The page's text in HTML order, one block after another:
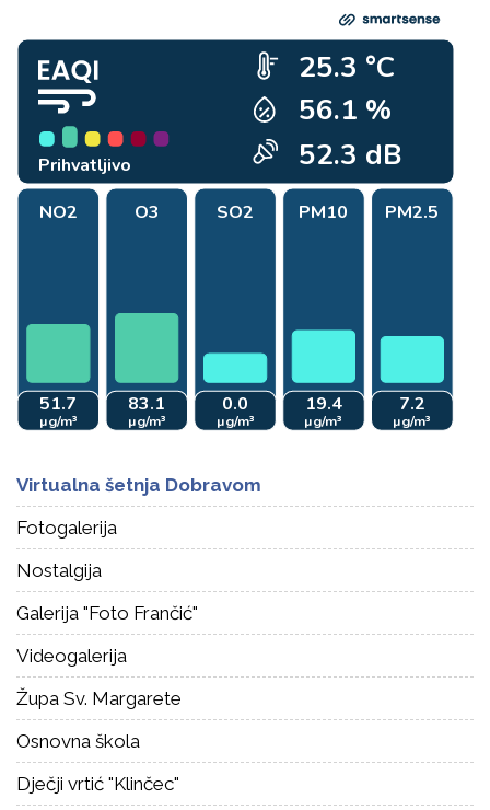
Virtualna šetnja Dobravom
Fotogalerija
Nostalgija
Galerija "Foto Frančić"
Videogalerija
Župa Sv. Margarete
Osnovna škola
Dječji vrtić "Klinčec"